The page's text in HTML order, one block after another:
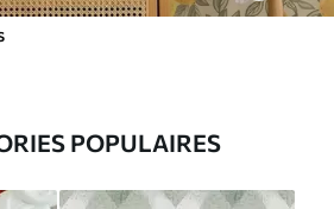
POPULAIRES